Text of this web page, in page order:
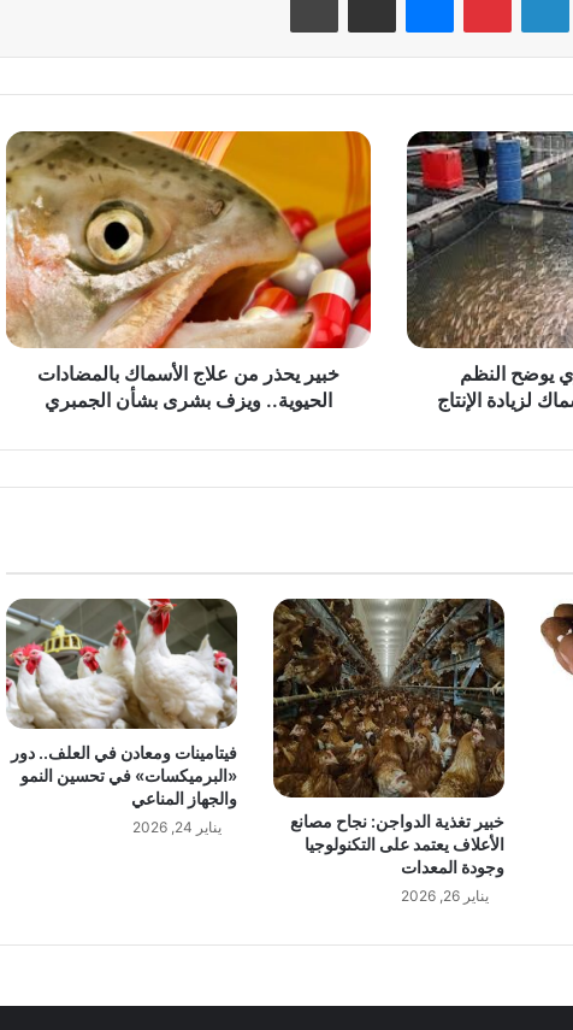
يوضح النظم
لزيادة الإنتاج
خبير
علاج
الأسماك
بالمضادات
الحيوية..
ويزف
بشرى
بشأن
الجمبري
خبير يحذر من علاج الأسماك بالمضادات
الحيوية.. ويزف بشرى بشأن الجمبري
خبير تغذية الدواجن: نجاح مصانع
الأعلاف يعتمد على التكنولوجيا
وجودة المعدات
يناير 26, 2026
فيتامينات ومعادن في العلف.. دور
«البرميكسات» في تحسين النمو
والجهاز المناعي
يناير 24, 2026